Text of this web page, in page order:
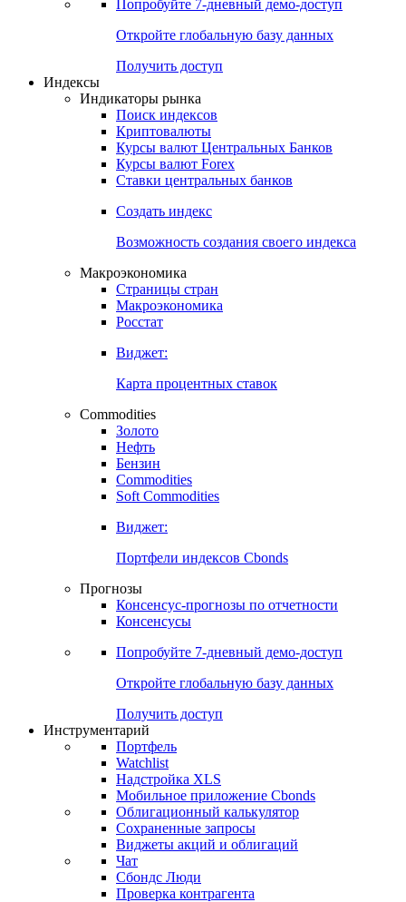
Попробуйте 7-дневный демо-доступ
Откройте глобальную базу данных
Получить доступ
Индексы
Индикаторы рынка
Поиск индексов
Криптовалюты
Курсы валют Центральных Банков
Курсы валют Forex
Ставки центральных банков
Создать индекс
Возможность создания своего индекса
Макроэкономика
Страницы стран
Макроэкономика
Росстат
Виджет:
Карта процентных ставок
Commodities
Золото
Нефть
Бензин
Commodities
Soft Commodities
Виджет:
Портфели индексов Cbonds
Прогнозы
Консенсус-прогнозы по отчетности
Консенсусы
Попробуйте 7-дневный демо-доступ
Откройте глобальную базу данных
Получить доступ
Инструментарий
Портфель
Watchlist
Надстройка XLS
Мобильное приложение Cbonds
Облигационный калькулятор
Сохраненные запросы
Виджеты акций и облигаций
Чат
Сбондс Люди
Проверка контрагента